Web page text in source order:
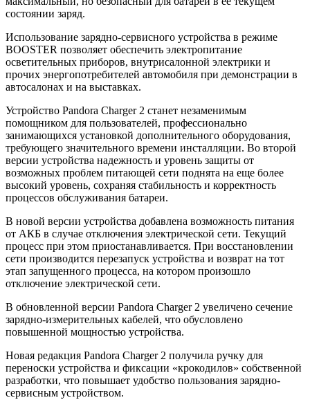
состоянии заряд.
Использование зарядно-сервисного устройства в режиме
BOOSTER позволяет обеспечить электропитание
осветительных приборов, внутрисалонной электрики и
прочих энергопотребителей автомобиля при демонстрации в
автосалонах и на выставках.
Устройство Pandora Charger 2 станет незаменимым
помощником для пользователей, профессионально
занимающихся установкой дополнительного оборудования,
требующего значительного времени инсталляции. Во второй
версии устройства надежность и уровень защиты от
возможных проблем питающей сети поднята на еще более
высокий уровень, сохраняя стабильность и корректность
процессов обслуживания батареи.
В новой версии устройства добавлена возможность питания
от АКБ в случае отключения электрической сети. Текущий
процесс при этом приостанавливается. При восстановлении
сети производится перезапуск устройства и возврат на тот
этап запущенного процесса, на котором произошло
отключение электрической сети.
В обновленной версии Pandora Charger 2 увеличено сечение
зарядно-измерительных кабелей, что обусловлено
повышенной мощностью устройства.
Новая редакция Pandora Charger 2 получила ручку для
переноски устройства и фиксации «крокодилов» собственной
разработки, что повышает удобство пользования зарядно-
сервисным устройством.